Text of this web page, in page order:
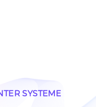
SYSTEME